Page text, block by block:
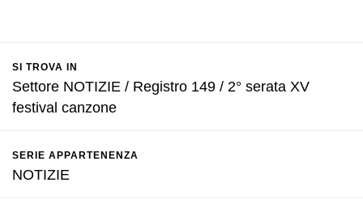
SI TROVA IN
Settore NOTIZIE / Registro 149 / 2° serata XV
festival canzone
SERIE APPARTENENZA
NOTIZIE